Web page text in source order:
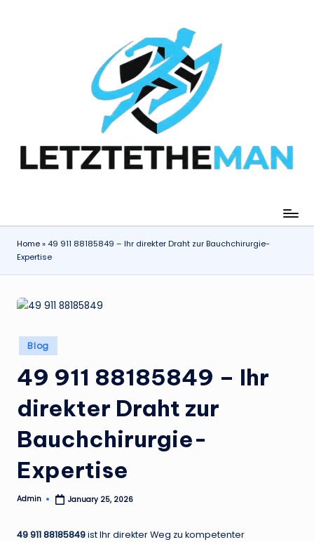
Home» 49 911 88185849 – Ihr direkter Draht zur Bauchchirurgie-
Expertise
Posted
in
Blog
49 911 88185849 – Ihr
direkter Draht zur
Bauchchirurgie-
Expertise
Posted
Admin January 25, 2026
49 911 88185849ist Ihr direkter Weg zu kompetenter